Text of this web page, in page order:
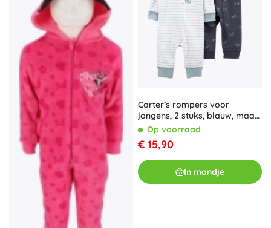
Carter’s rompers voor
jongens, 2 stuks, blauw, maat
46Op voorraad
€ 15,90
In mandje